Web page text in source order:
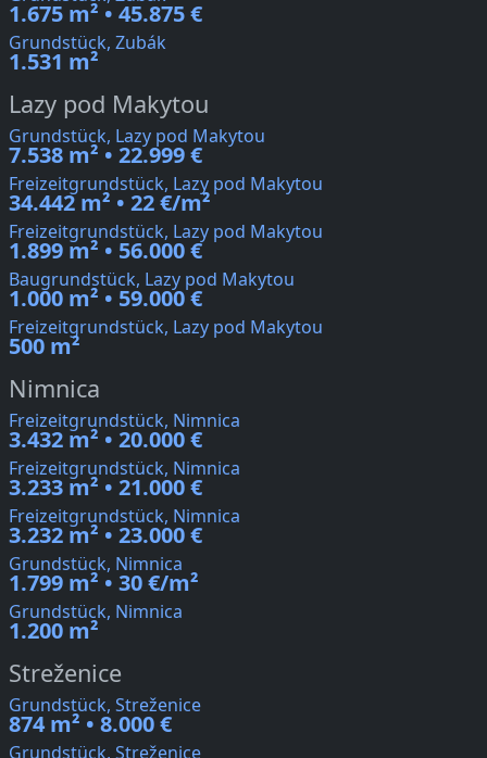
1.675 m² • 45.875 €
Grundstück, Zubák
1.531 m²
Lazy pod Makytou
Grundstück, Lazy pod Makytou
7.538 m² • 22.999 €
Freizeitgrundstück, Lazy pod Makytou
34.442 m² • 22 €/m²
Freizeitgrundstück, Lazy pod Makytou
1.899 m² • 56.000 €
Baugrundstück, Lazy pod Makytou
1.000 m² • 59.000 €
Freizeitgrundstück, Lazy pod Makytou
500 m²
Nimnica
Freizeitgrundstück, Nimnica
3.432 m² • 20.000 €
Freizeitgrundstück, Nimnica
3.233 m² • 21.000 €
Freizeitgrundstück, Nimnica
3.232 m² • 23.000 €
Grundstück, Nimnica
1.799 m² • 30 €/m²
Grundstück, Nimnica
1.200 m²
Streženice
Grundstück, Streženice
874 m² • 8.000 €
Grundstück, Streženice